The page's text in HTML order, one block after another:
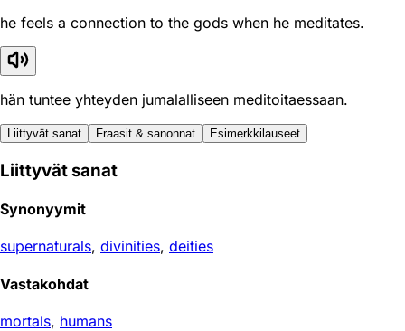
he feels a connection to the gods when he meditates.
hän tuntee yhteyden jumalalliseen meditoitaessaan.
Liittyvät sanat Fraasit & sanonnat Esimerkkilauseet
Liittyvät sanat
Synonyymit
supernaturals, divinities, deities
Vastakohdat
mortals, humans